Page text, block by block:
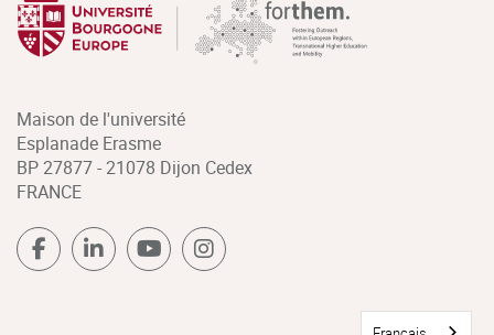
Maison de l'université
Esplanade Erasme
BP 27877 - 21078 Dijon Cedex
FRANCE